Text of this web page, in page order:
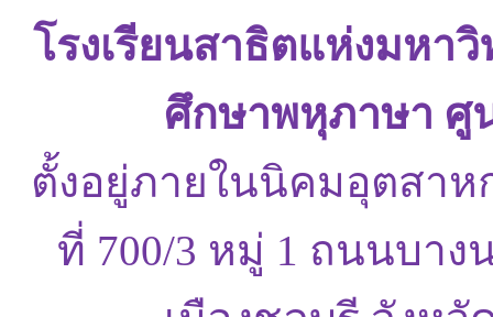
โรงเรียนสาธิตแห่งมหา
ศึกษาพหุภาษา ศู
ตั้งอยู่ภายในนิคมอุตสาห
ที่ 700/3 หมู่ 1 ถนนบาง